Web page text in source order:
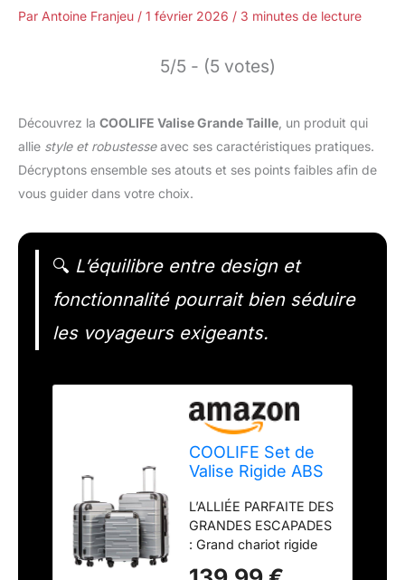
Par Antoine Franjeu / 1 février 2026 / 3 minutes de lecture
5/5 - (5 votes)
Découvrez la COOLIFE Valise Grande Taille, un produit qui
allie style et robustesseavec ses caractéristiques pratiques.
Décryptons ensemble ses atouts et ses points faibles afin de
vous guider dans votre choix.
🔍 L’équilibre entre design et
fonctionnalité pourrait bien séduire
les voyageurs exigeants.
COOLIFE Set de
Valise Rigide ABS
56+67+76 cm
emboîtable
Ensemble
L’ALLIÉE PARFAITE DES
GRANDES ESCAPADES
: Grand chariot rigide